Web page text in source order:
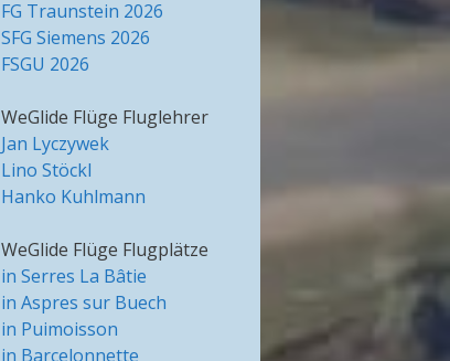
FG Traunstein 2026
SFG Siemens 2026
FSGU 2026
WeGlide Flüge Fluglehrer
Jan Lyczywek
Lino Stöckl
Hanko Kuhlmann
WeGlide Flüge Flugplätze
in Serres La Bâtie
in Aspres sur Buech
in Puimoisson
in Barcelonnette